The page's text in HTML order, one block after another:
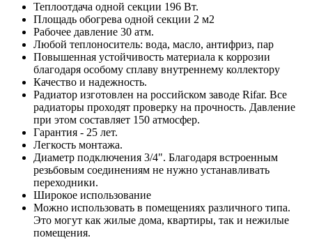
Теплоотдача одной секции 196 Вт.
Площадь обогрева одной секции 2 м2
Рабочее давление 30 атм.
Любой теплоноситель: вода, масло, антифриз, пар
Повышенная устойчивость материала к коррозии
благодаря особому сплаву внутреннему коллектору
Качество и надежность.
Радиатор изготовлен на российском заводе Rifar. Все
радиаторы проходят проверку на прочность. Давление
при этом составляет 150 атмосфер.
Гарантия - 25 лет.
Легкость монтажа.
Диаметр подключения 3/4". Благодаря встроенным
резьбовым соединениям не нужно устанавливать
переходники.
Широкое использование
Можно использовать в помещениях различного типа.
Это могут как жилые дома, квартиры, так и нежилые
помещения.